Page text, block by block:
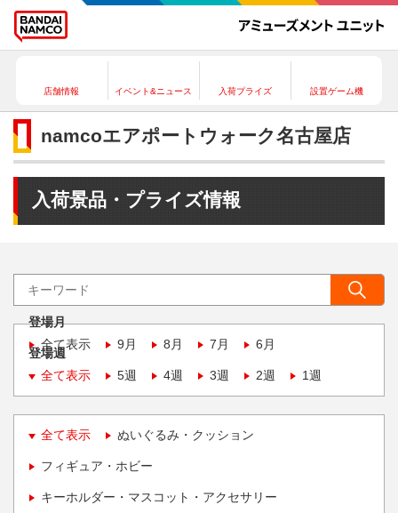
店舗情報 イベント&ニュース 入荷プライズ 設置ゲーム機
namcoエアポートウォーク名古屋店
入荷景品・プライズ情報
登場月
全て表示
9月 8月 7月 6月
登場週
全て表示
5週 4週 3週 2週 1週
全て表示 ぬいぐるみ・クッション
フィギュア・ホビー
キーホルダー・マスコット・アクセサリー